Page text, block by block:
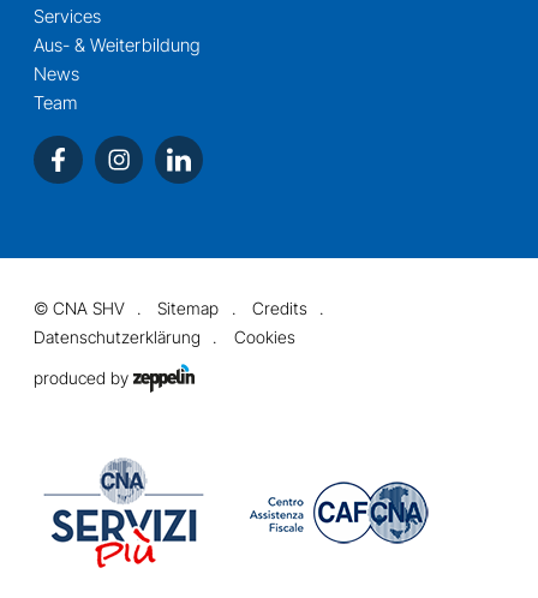
Services
Aus- & Weiterbildung
News
Team
©CNA SHV Sitemap
Credits
Datenschutzerklärung
Cookies
produced by